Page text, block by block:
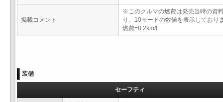
掲載コメント
※このクルマの燃費は発売当時の資
り、10モードの数値を表示しており
燃費=8.2km/l
装備
セーフティ